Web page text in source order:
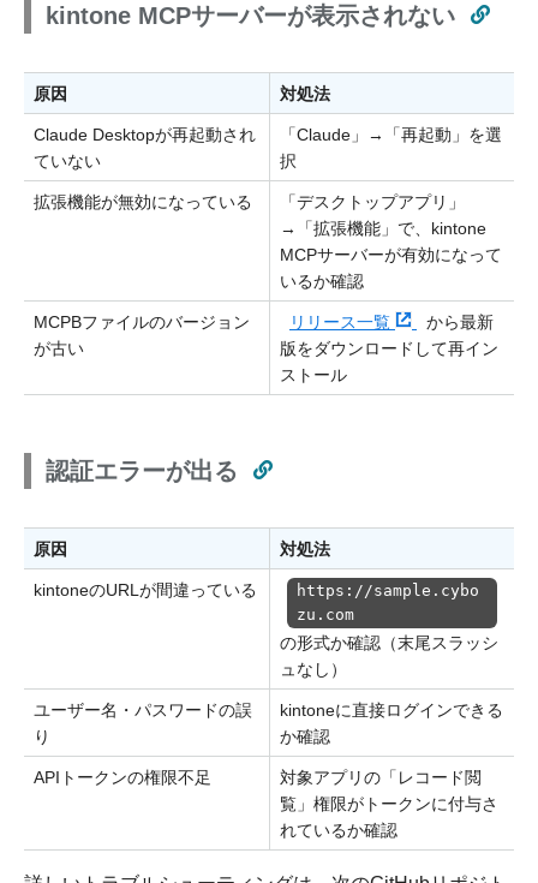
kintone MCPサーバーが表示されない
原因 対処法
Claude Desktopが再起動され
ていない
「Claude」→「再起動」を選
択
拡張機能が無効になっている
「デスクトップアプリ」
→「拡張機能」で、kintone
MCPサーバーが有効になって
いるか確認
MCPBファイルのバージョン
が古い
リリース一覧
から最新
版をダウンロードして再イン
ストール
認証エラーが出る
原因 対処法
kintoneのURLが間違っている
https://sample.cybo
zu.com
の形式か確認（末尾スラッシ
ュなし）
ユーザー名・パスワードの誤
り
kintoneに直接ログインできる
か確認
APIトークンの権限不足
対象アプリの「レコード閲
覧」権限がトークンに付与さ
れているか確認